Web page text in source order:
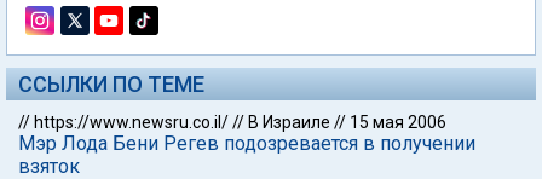
ССЫЛКИ ПО ТЕМЕ
// https://www.newsru.co.il/// В Израиле // 15 мая 2006
Мэр Лода Бени Регев подозревается в получении
взяток